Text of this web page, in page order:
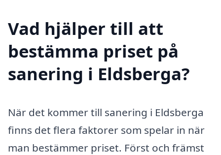
Vad hjälper till att
bestämma priset på
sanering i Eldsberga?
När det kommer till sanering i Eldsberga
finns det flera faktorer som spelar in när
man bestämmer priset. Först och främst